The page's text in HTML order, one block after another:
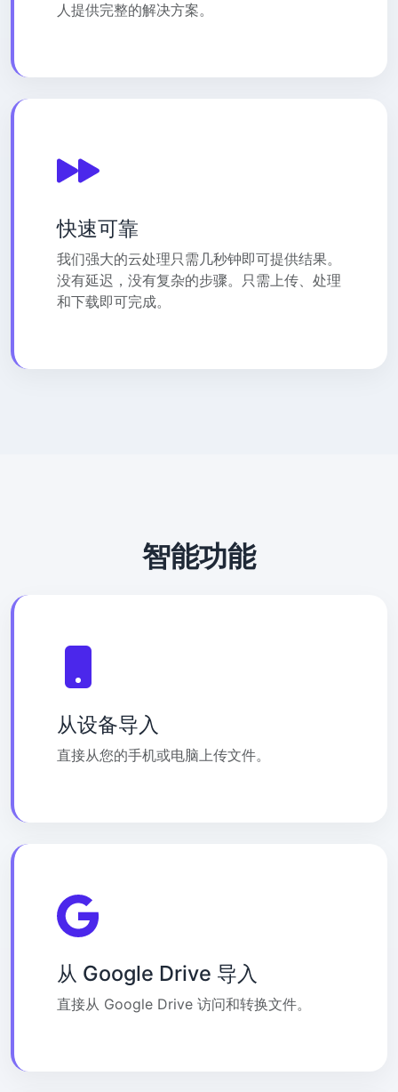
人提供完整的解决方案。
快速可靠
我们强大的云处理只需几秒钟即可提供结果。
没有延迟，没有复杂的步骤。只需上传、处理
和下载即可完成。
智能功能
从设备导入
直接从您的手机或电脑上传文件。
从 Google Drive 导入
直接从 Google Drive 访问和转换文件。